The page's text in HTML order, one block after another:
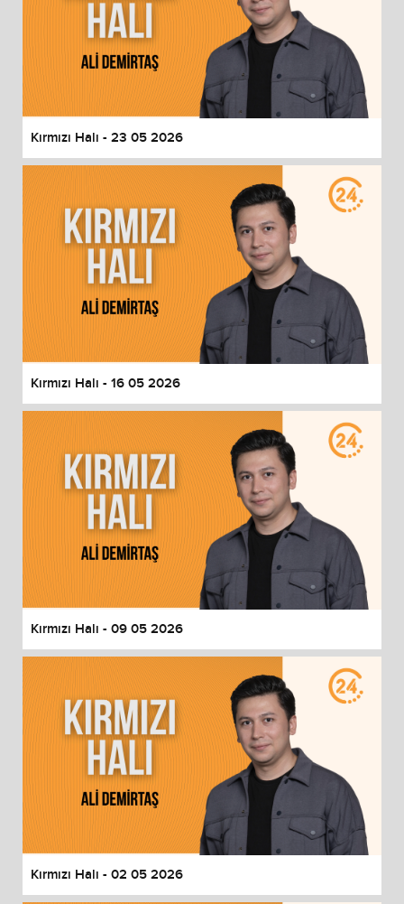
Kırmızı Halı - 23 05 2026
Kırmızı Halı - 16 05 2026
Kırmızı Halı - 09 05 2026
Kırmızı Halı - 02 05 2026